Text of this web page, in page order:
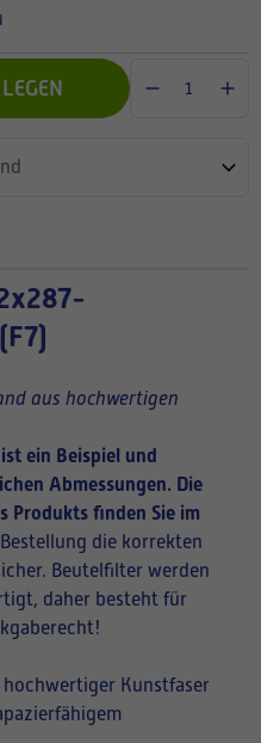
aus hochwertigen
ein Beispiel und
Abmessungen. Die
Produkts finden Sie im
die korrekten
Beutelfilter werden
daher besteht für
hochwertiger Kunstfaser